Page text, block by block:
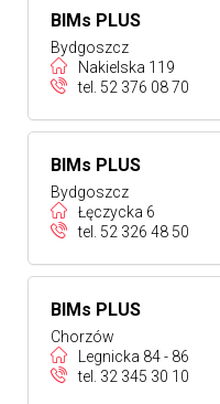
BIMs PLUS
Bydgoszcz
Nakielska 119
tel. 52 376 08 70
BIMs PLUS
Bydgoszcz
Łęczycka 6
tel. 52 326 48 50
BIMs PLUS
Chorzów
Legnicka 84 - 86
tel. 32 345 30 10